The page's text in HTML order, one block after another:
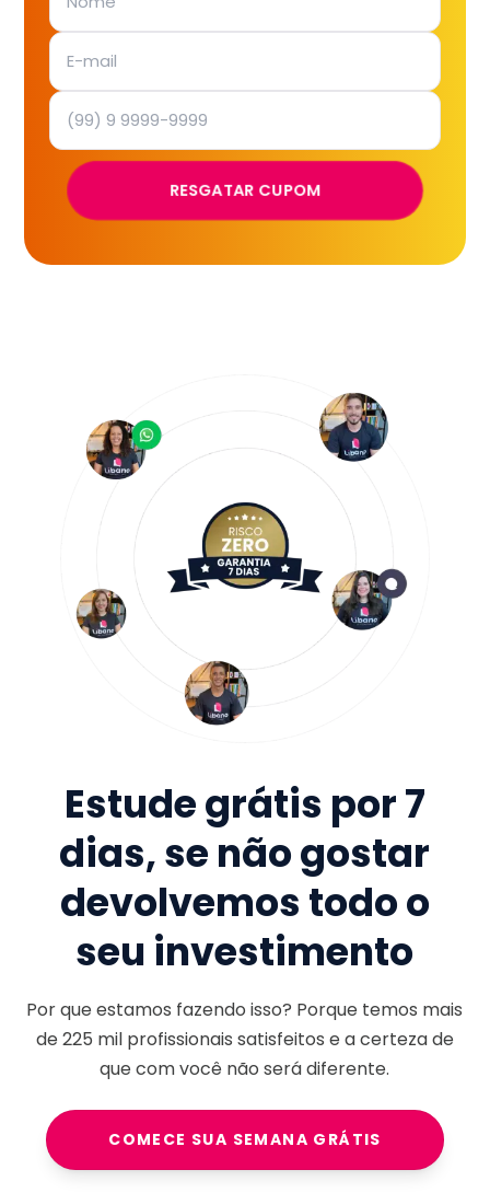
RESGATAR CUPOM
Estude grátis por 7
dias, se não gostar
devolvemos todo o
seu investimento
Por que estamos fazendo isso? Porque temos mais
de225 milprofissionais satisfeitos e a certeza de
que com você não será diferente.
COMECE SUA SEMANA GRÁTIS